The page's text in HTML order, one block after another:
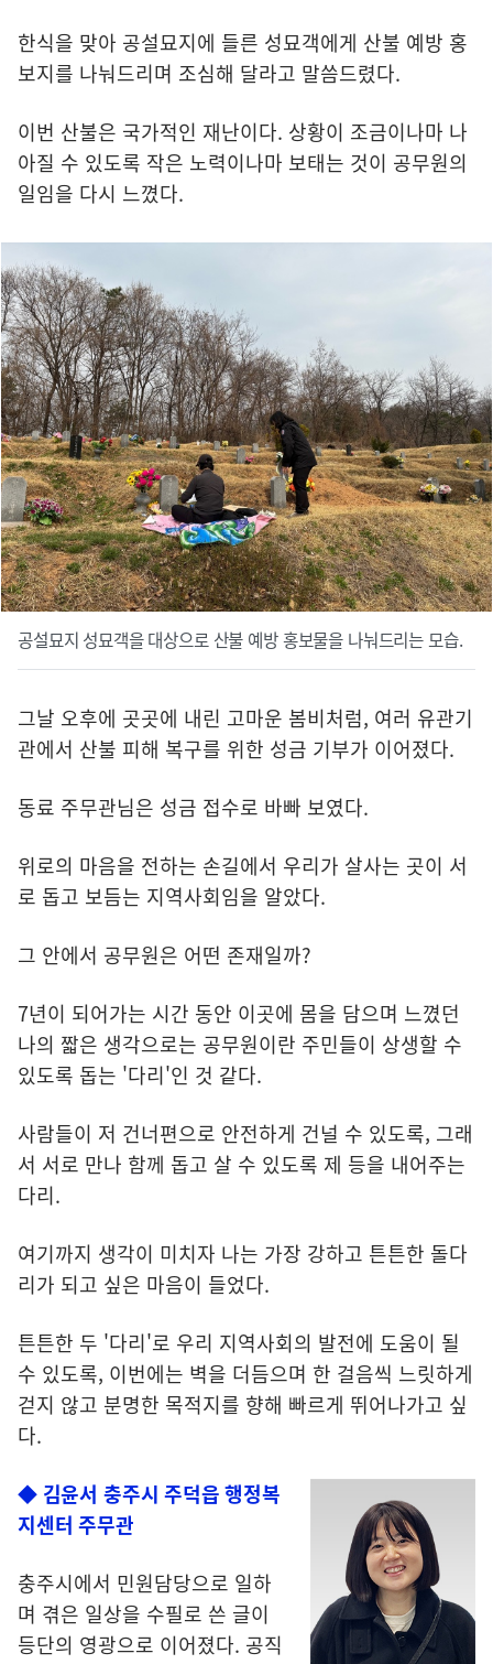
한식을 맞아 공설묘지에 들른 성묘객에게 산불 예방 홍
보지를 나눠드리며 조심해 달라고 말씀드렸다.
이번 산불은 국가적인 재난이다. 상황이 조금이나마 나
아질 수 있도록 작은 노력이나마 보태는 것이 공무원의
일임을 다시 느꼈다.
공설묘지 성묘객을 대상으로 산불 예방 홍보물을 나눠드리는 모습.
그날 오후에 곳곳에 내린 고마운 봄비처럼, 여러 유관기
관에서 산불 피해 복구를 위한 성금 기부가 이어졌다.
동료 주무관님은 성금 접수로 바빠 보였다.
위로의 마음을 전하는 손길에서 우리가 살사는 곳이 서
로 돕고 보듬는 지역사회임을 알았다.
그 안에서 공무원은 어떤 존재일까?
7년이 되어가는 시간 동안 이곳에 몸을 담으며 느꼈던
나의 짧은 생각으로는 공무원이란 주민들이 상생할 수
있도록 돕는 '다리'인 것 같다.
사람들이 저 건너편으로 안전하게 건널 수 있도록, 그래
서 서로 만나 함께 돕고 살 수 있도록 제 등을 내어주는
다리.
여기까지 생각이 미치자 나는 가장 강하고 튼튼한 돌다
리가 되고 싶은 마음이 들었다.
튼튼한 두 '다리'로 우리 지역사회의 발전에 도움이 될
수 있도록, 이번에는 벽을 더듬으며 한 걸음씩 느릿하게
걷지 않고 분명한 목적지를 향해 빠르게 뛰어나가고 싶
다.
◆ 김윤서 충주시 주덕읍 행정복
지센터 주무관
충주시에서 민원담당으로 일하
며 겪은 일상을 수필로 쓴 글이
등단의 영광으로 이어졌다. 공직